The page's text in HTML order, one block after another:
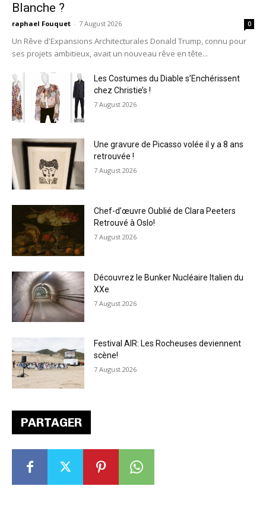
PARTAGER
Blanche ?
raphael Fouquet - 7 August 2026 0
Un Rêve d'Expansions Architecturales Donald Trump, connu pour
ses projets ambitieux, avait un nouveau rêve en tête...
Les Costumes du Diable s’Enchérissent
chez Christie’s !
7 August 2026
Une gravure de Picasso volée il y a 8 ans
retrouvée !
7 August 2026
Chef-d’œuvre Oublié de Clara Peeters
Retrouvé à Oslo!
7 August 2026
Découvrez le Bunker Nucléaire Italien du
XXe
7 August 2026
Festival AIR: Les Rocheuses deviennent
scène!
7 August 2026